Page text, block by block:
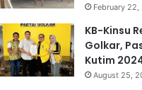
February
KB-Kinsu
Golkar,
Kutim
August 25,